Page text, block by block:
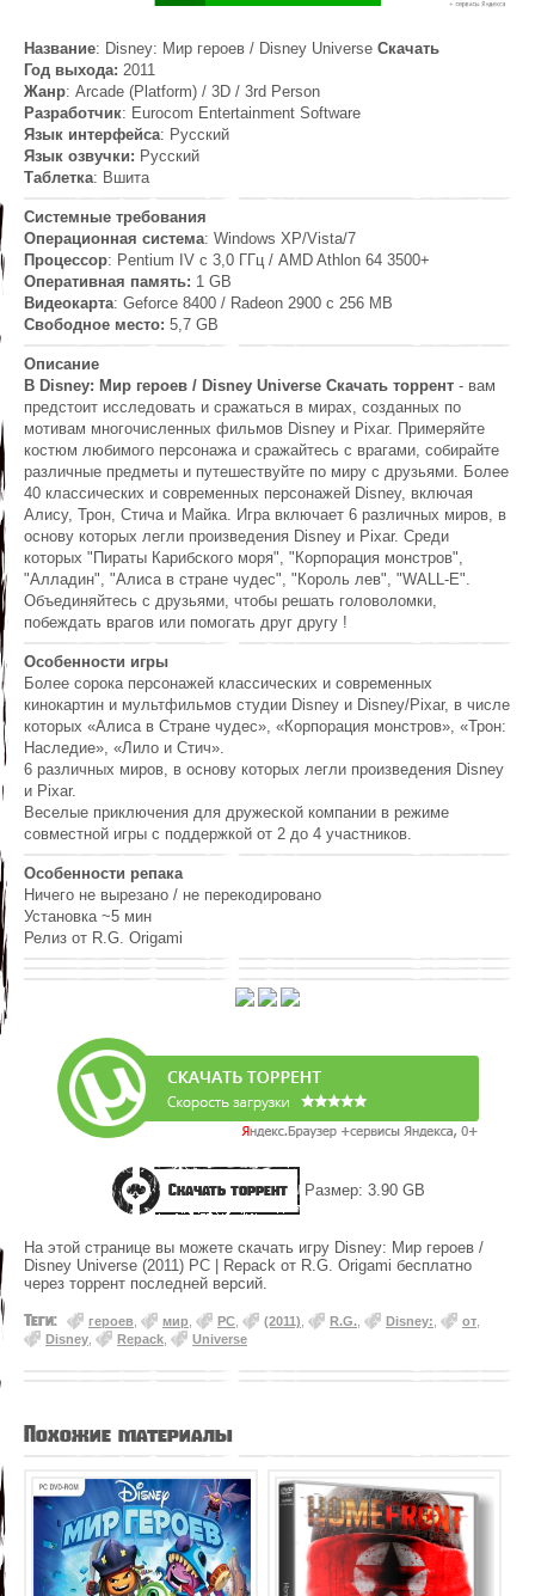
Название: Disney: Мир героев / Disney Universe Скачать
Год выхода: 2011
Жанр: Arcade (Platform) / 3D / 3rd Person
Разработчик: Eurocom Entertainment Software
Язык интерфейса: Русский
Язык озвучки: Русский
Таблетка: Вшита
Системные требования
Операционная система: Windows XP/Vista/7
Процессор: Pentium IV с 3,0 ГГц / AMD Athlon 64 3500+
Оперативная память: 1 GB
Видеокарта: Geforce 8400 / Radeon 2900 с 256 MB
Свободное место: 5,7 GB
Описание
В Disney: Мир героев / Disney Universe Скачать торрент - вам
предстоит исследовать и сражаться в мирах, созданных по
мотивам многочисленных фильмов Disney и Pixar. Примеряйте
костюм любимого персонажа и сражайтесь с врагами, собирайте
различные предметы и путешествуйте по миру с друзьями. Более
40 классических и современных персонажей Disney, включая
Алису, Трон, Стича и Майка. Игра включает 6 различных миров, в
основу которых легли произведения Disney и Pixar. Среди
которых "Пираты Карибского моря", "Корпорация монстров",
"Алладин", "Алиса в стране чудес", "Король лев", "WALL-E".
Объединяйтесь с друзьями, чтобы решать головоломки,
побеждать врагов или помогать друг другу !
Особенности игры
Более сорока персонажей классических и современных
кинокартин и мультфильмов студии Disney и Disney/Pixar, в числе
которых «Алиса в Стране чудес», «Корпорация монстров», «Трон:
Наследие», «Лило и Стич».
6 различных миров, в основу которых легли произведения Disney
и Pixar.
Веселые приключения для дружеской компании в режиме
совместной игры с поддержкой от 2 до 4 участников.
Особенности репака
Ничего не вырезано / не перекодировано
Установка ~5 мин
Релиз от R.G. Origami
Скачать торрент Размер: 3.90 GB
На этой странице вы можете скачать игру Disney: Мир героев /
Disney Universe (2011) PC | Repack от R.G. Origami бесплатно
через торрент последней версий.
Теги: героев мир PC (2011) R.G. Disney: от
Disney
Repack Universe
Похожие материалы